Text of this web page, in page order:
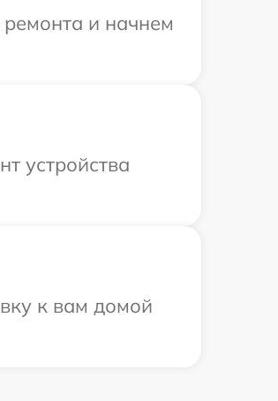
и начнем
устройства
к вам домой